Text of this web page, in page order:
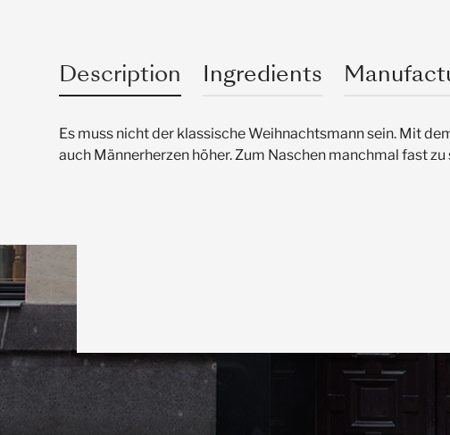
Description Ingredients
Es muss nicht der klassische Weihnachtsmann sein. Mit
auch Männerherzen höher. Zum Naschen manchmal fast